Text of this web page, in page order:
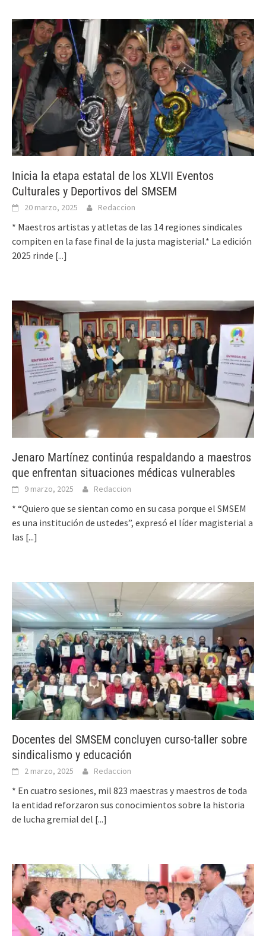
Inicia la etapa estatal de los XLVII Eventos
Culturales y Deportivos del SMSEM
20 marzo, 2025 Redaccion
* Maestros artistas y atletas de las 14 regiones sindicales
compiten en la fase final de la justa magisterial.* La edición
2025 rinde [...]
Jenaro Martínez continúa respaldando a maestros
que enfrentan situaciones médicas vulnerables
9 marzo, 2025 Redaccion
* “Quiero que se sientan como en su casa porque el SMSEM
es una institución de ustedes”, expresó el líder magisterial a
las [...]
Docentes del SMSEM concluyen curso-taller sobre
sindicalismo y educación
2 marzo, 2025 Redaccion
* En cuatro sesiones, mil 823 maestras y maestros de toda
la entidad reforzaron sus conocimientos sobre la historia
de lucha gremial del [...]